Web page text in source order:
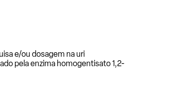
e/ou dosagem na uri
pela enzima homogentisato 1,2-